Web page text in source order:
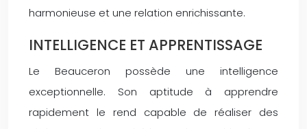
harmonieuse et une relation enrichissante.
INTELLIGENCE ET APPRENTISSAGE
Le Beauceron possède une intelligence
exceptionnelle. Son aptitude à apprendre
rapidement le rend capable de réaliser des